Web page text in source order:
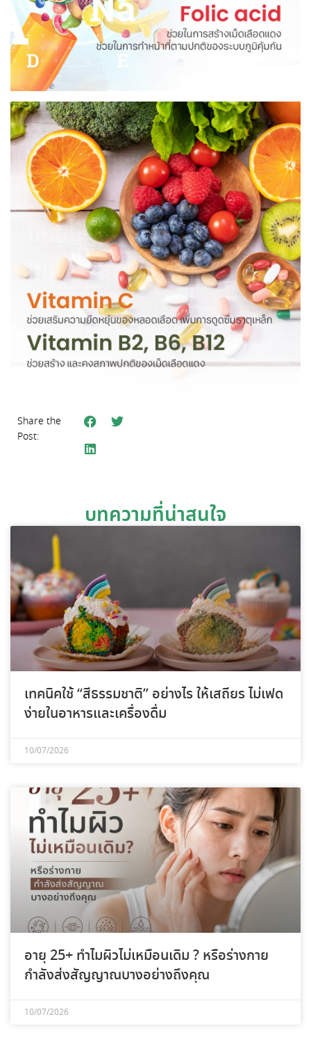
Share the
Post:
บทความที่น่าสนใจ
เทคนิคใช้ “สีธรรมชาติ” อย่างไร ให้เสถียร ไม่เฟด
ง่ายในอาหารและเครื่องดื่ม
10/07/2026
อายุ 25+ ทำไมผิวไม่เหมือนเดิม ? หรือร่างกาย
กำลังส่งสัญญาณบางอย่างถึงคุณ
10/07/2026